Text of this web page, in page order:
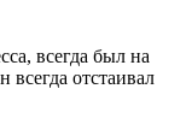
всегда был на
всегда отстаивал